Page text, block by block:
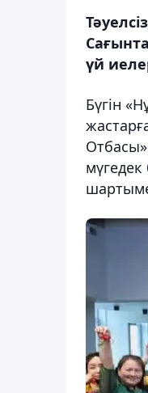
үй
Бүгін